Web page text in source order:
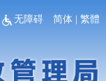
无障碍 简体 |繁體